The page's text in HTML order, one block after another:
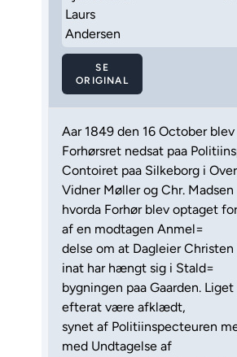
Laurs
Andersen
SE
ORIGINAL
Aar 1849 den 16 October blev
Forhørsret nedsat paa
Contoiret paa Silkeborg i
Vidner Møller og Chr. Madsen
hvorda Forhør blev optaget
af en modtagen Anmel=
delse om at Dagleier Christen
inat har hængt sig i Stald=
bygningen paa Gaarden.
efterat være afklædt,
synet af Politiinspecteuren
med Undtagelse af